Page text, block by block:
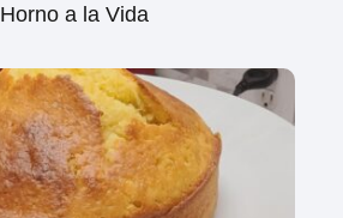
Horno a la Vida